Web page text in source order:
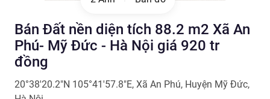
Bán Đất nền diện tích 88.2 m2 Xã An
Phú- Mỹ Đức - Hà Nội giá 920 tr
đồng
20°38'20.2"N 105°41'57.8"E, Xã An Phú, Huyện Mỹ Đức,